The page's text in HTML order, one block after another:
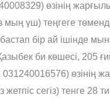
өзінің
мың үш) теңгеге
бір ай ішінде
би көшесі, 205
өзінің
сегіз) тенге 28